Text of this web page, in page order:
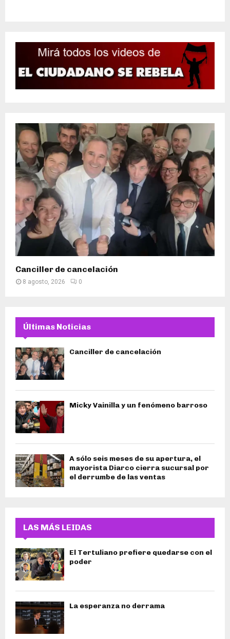
Canciller de cancelación
8 agosto, 2026 0
Últimas Noticias
Canciller de cancelación
Micky Vainilla y un fenómeno barroso
A sólo seis meses de su apertura, el
mayorista Diarco cierra sucursal por
el derrumbe de las ventas
LAS MÁS LEIDAS
El Tertuliano prefiere quedarse con el
poder
La esperanza no derrama